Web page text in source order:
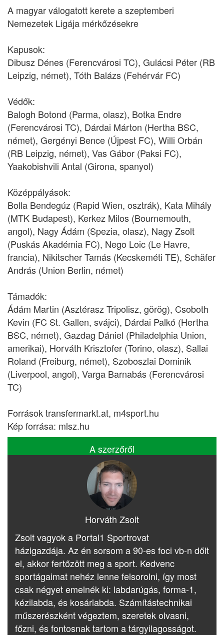
A magyar válogatott kerete a szeptemberi
Nemezetek Ligája mérkőzésekre
Kapusok:
Dibusz Dénes (Ferencvárosi TC), Gulácsi Péter (RB
Leipzig, német), Tóth Balázs (Fehérvár FC)
Védők:
Balogh Botond (Parma, olasz), Botka Endre
(Ferencvárosi TC), Dárdai Márton (Hertha BSC,
német), Gergényi Bence (Újpest FC), Willi Orbán
(RB Leipzig, német), Vas Gábor (Paksi FC),
Yaakobishvili Antal (Girona, spanyol)
Középpályások:
Bolla Bendegúz (Rapid Wien, osztrák), Kata Mihály
(MTK Budapest), Kerkez Milos (Bournemouth,
angol), Nagy Ádám (Spezia, olasz), Nagy Zsolt
(Puskás Akadémia FC), Nego Loic (Le Havre,
francia), Nikitscher Tamás (Kecskeméti TE), Schäfer
András (Union Berlin, német)
Támadók:
Ádám Martin (Asztérasz Tripolisz, görög), Csoboth
Kevin (FC St. Gallen, svájci), Dárdai Palkó (Hertha
BSC, német), Gazdag Dániel (Philadelphia Union,
amerikai), Horváth Krisztofer (Torino, olasz), Sallai
Roland (Freiburg, német), Szoboszlai Dominik
(Liverpool, angol), Varga Barnabás (Ferencvárosi
TC)
Források transfermarkt.at, m4sport.hu
Kép forrása: mlsz.hu
A szerzőről
Horváth Zsolt
Zsolt vagyok a Portal1 Sportrovat
házigazdája. Az én sorsom a 90-es foci vb-n dőlt
el, akkor fertőzött meg a sport. Kedvenc
sportágaimat nehéz lenne felsorolni, így most
csak négyet emelnék ki: labdarúgás, forma-1,
kézilabda, és kosárlabda. Számítástechnikai
műszerészként végeztem, szeretek olvasni,
főzni, és fontosnak tartom a tárgyilagosságot.